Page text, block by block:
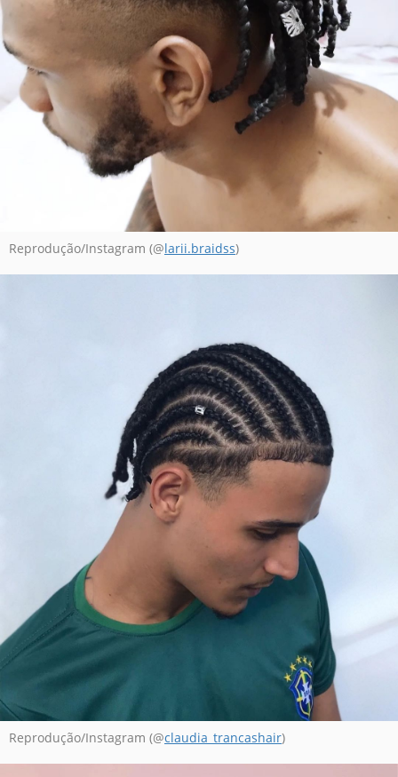
Reprodução/Instagram (@larii.braidss)
Reprodução/Instagram (@claudia_trancashair)